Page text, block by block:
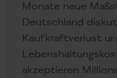
Monate neue
Deutschland
Kaufkraftverlust
akzeptieren